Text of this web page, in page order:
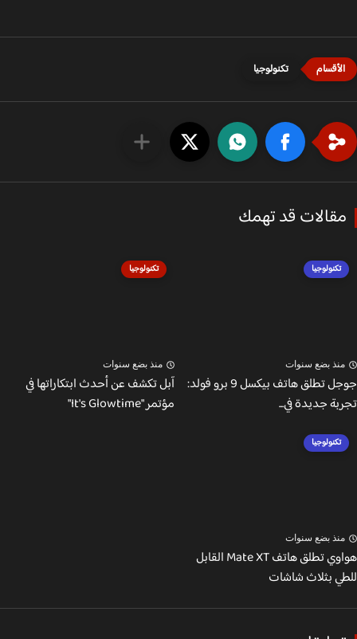
تكنولوجيا
قد تهمك
تكنولوجيا
بضع سنوات
جوجل تطلق هاتف بيكسل 9 برو فولد:
جديدة في...
تكنولوجيا
منذ بضع سنوات
آبل تكشف عن أحدث ابتكاراتها في
مؤتمر "It's Glowtime"
تكنولوجيا
بضع سنوات
هواوي تطلق هاتف Mate XT القابل
بثلاث شاشات